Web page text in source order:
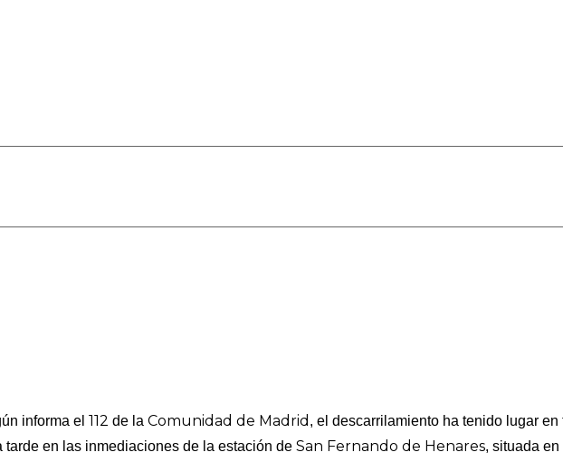
informa el112 de laComunidad de Madrid , el descarrilamiento ha tenido lugar
tarde en las inmediaciones de la estación deSan Fernando de Henares, situada